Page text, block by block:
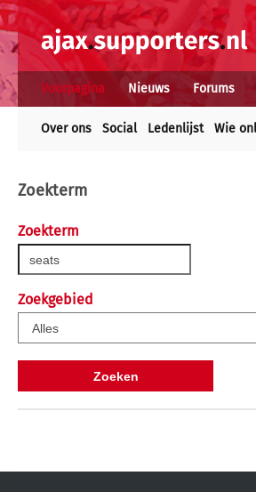
Voorpagina Nieuws Forums
Over ons Social Ledenlijst Wie
Zoekterm
Zoekterm
Zoekgebied